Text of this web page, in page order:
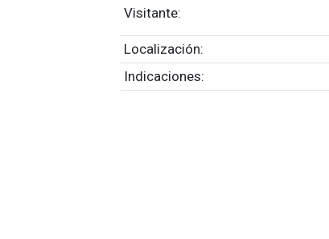
Visitante:
Localización:
Indicaciones: